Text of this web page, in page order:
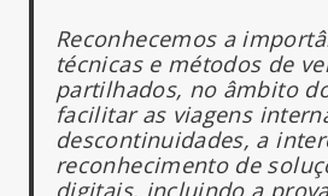
Reconhecemos a
técnicas e métodos de
partilhados, no âmbito
facilitar as viagens
descontinuidades, a
reconhecimento de
digitais, incluindo a